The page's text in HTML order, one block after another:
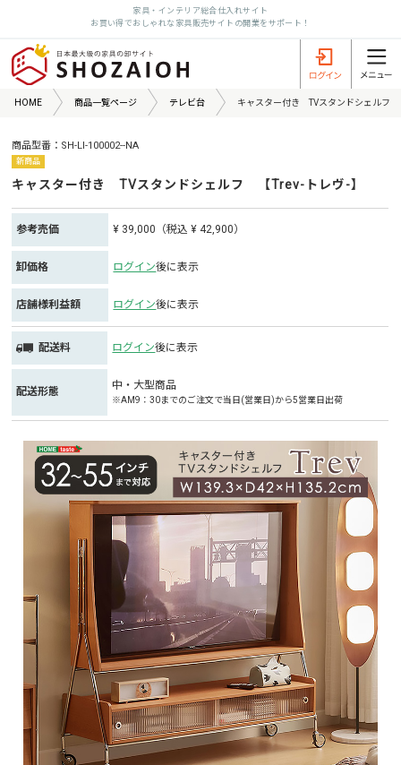
家具・インテリア総合仕入れサイト
お買い得でおしゃれな家具販売サイトの開業をサポート！
HOME 商品一覧ページ テレビ台 キャスター付き TVスタンドシェルフ
商品型番：SH-LI-100002--NA
新商品
キャスター付き TVスタンドシェルフ 【Trev-トレヴ-】
参考売価 ¥ 39,000（税込 ¥ 42,900）
卸価格 ログイン後に表示
店舗様利益額 ログイン後に表示
配送料 ログイン後に表示
配送形態 中・大型商品
※AM9：30までのご注文で当日(営業日)から5営業日出荷